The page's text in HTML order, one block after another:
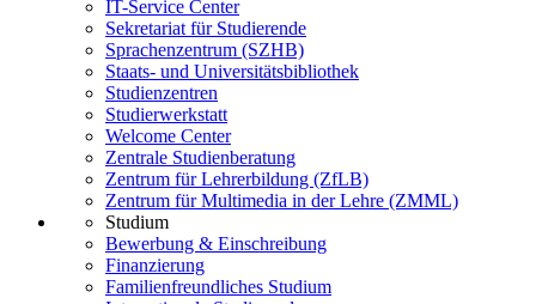
IT-Service Center
Sekretariat für Studierende
Sprachenzentrum (SZHB)
Staats- und Universitätsbibliothek
Studienzentren
Studierwerkstatt
Welcome Center
Zentrale Studienberatung
Zentrum für Lehrerbildung (ZfLB)
Zentrum für Multimedia in der Lehre (ZMML)
Studium
Bewerbung & Einschreibung
Finanzierung
Familienfreundliches Studium